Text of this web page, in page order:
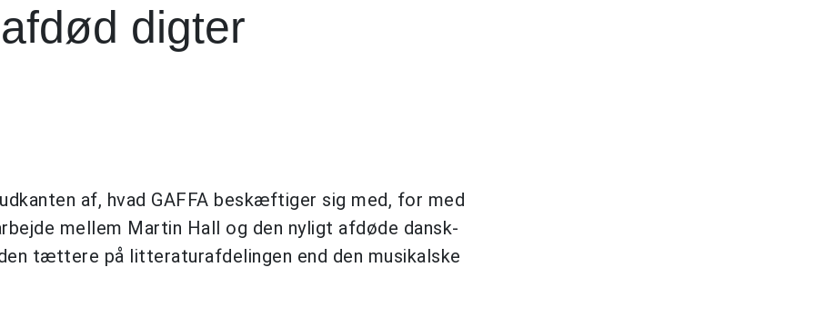
digter
af, hvad GAFFA beskæftiger sig med, for med
mellem Martin Hall og den nyligt afdøde dansk-
tættere på litteraturafdelingen end den musikalske